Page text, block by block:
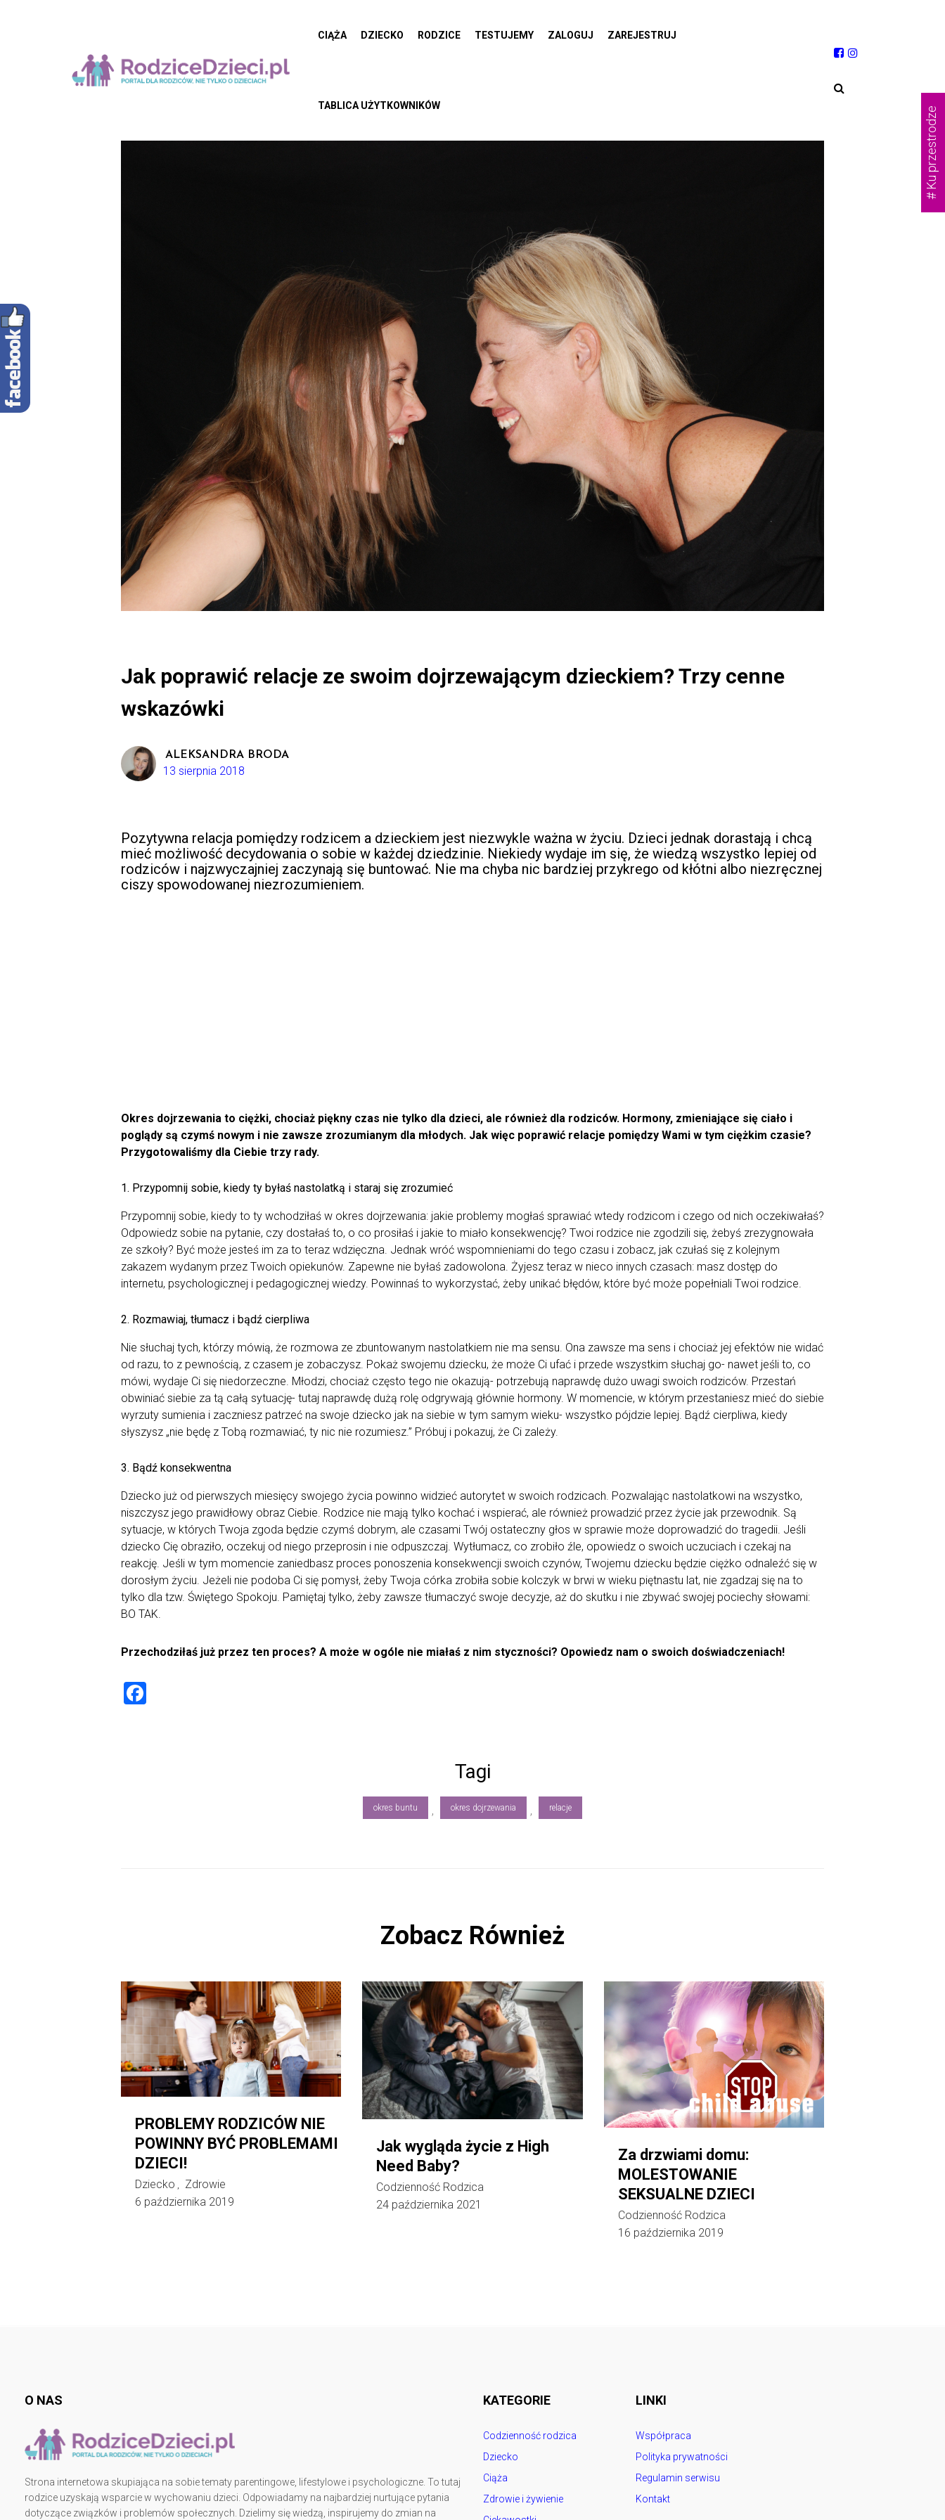
CIĄŻA DZIECKO RODZICE TESTUJEMY ZALOGUJ ZAREJESTRUJ
TABLICA UŻYTKOWNIKÓW
Jak poprawić relacje ze swoim dojrzewającym dzieckiem? Trzy cenne
wskazówki
ALEKSANDRA BRODA
13 sierpnia 2018
Pozytywna relacja pomiędzy rodzicem a dzieckiem jest niezwykle ważna w życiu. Dzieci jednak dorastają i chcą
mieć możliwość decydowania o sobie w każdej dziedzinie. Niekiedy wydaje im się, że wiedzą wszystko lepiej od
rodziców i najzwyczajniej zaczynają się buntować. Nie ma chyba nic bardziej przykrego od kłótni albo niezręcznej
ciszy spowodowanej niezrozumieniem.
Okres dojrzewania to ciężki, chociaż piękny czas nie tylko dla dzieci, ale również dla rodziców. Hormony, zmieniające się ciało i
poglądy są czymś nowym i nie zawsze zrozumianym dla młodych. Jak więc poprawić relacje pomiędzy Wami w tym ciężkim czasie?
Przygotowaliśmy dla Ciebie trzy rady.
1. Przypomnij sobie, kiedy ty byłaś nastolatką i staraj się zrozumieć
Przypomnij sobie, kiedy to ty wchodziłaś w okres dojrzewania: jakie problemy mogłaś sprawiać wtedy rodzicom i czego od nich oczekiwałaś?
Odpowiedz sobie na pytanie, czy dostałaś to, o co prosiłaś i jakie to miało konsekwencję? Twoi rodzice nie zgodzili się, żebyś zrezygnowała
ze szkoły? Być może jesteś im za to teraz wdzięczna. Jednak wróć wspomnieniami do tego czasu i zobacz, jak czułaś się z kolejnym
zakazem wydanym przez Twoich opiekunów. Zapewne nie byłaś zadowolona. Żyjesz teraz w nieco innych czasach: masz dostęp do
internetu, psychologicznej i pedagogicznej wiedzy. Powinnaś to wykorzystać, żeby unikać błędów, które być może popełniali Twoi rodzice.
2. Rozmawiaj, tłumacz i bądź cierpliwa
Nie słuchaj tych, którzy mówią, że rozmowa ze zbuntowanym nastolatkiem nie ma sensu. Ona zawsze ma sens i chociaż jej efektów nie widać
od razu, to z pewnością, z czasem je zobaczysz. Pokaż swojemu dziecku, że może Ci ufać i przede wszystkim słuchaj go- nawet jeśli to, co
mówi, wydaje Ci się niedorzeczne. Młodzi, chociaż często tego nie okazują- potrzebują naprawdę dużo uwagi swoich rodziców. Przestań
obwiniać siebie za tą całą sytuację- tutaj naprawdę dużą rolę odgrywają głównie hormony. W momencie, w którym przestaniesz mieć do siebie
wyrzuty sumienia i zaczniesz patrzeć na swoje dziecko jak na siebie w tym samym wieku- wszystko pójdzie lepiej. Bądź cierpliwa, kiedy
słyszysz „nie będę z Tobą rozmawiać, ty nic nie rozumiesz.” Próbuj i pokazuj, że Ci zależy.
3. Bądź konsekwentna
Dziecko już od pierwszych miesięcy swojego życia powinno widzieć autorytet w swoich rodzicach. Pozwalając nastolatkowi na wszystko,
niszczysz jego prawidłowy obraz Ciebie. Rodzice nie mają tylko kochać i wspierać, ale również prowadzić przez życie jak przewodnik. Są
sytuacje, w których Twoja zgoda będzie czymś dobrym, ale czasami Twój ostateczny głos w sprawie może doprowadzić do tragedii. Jeśli
dziecko Cię obraziło, oczekuj od niego przeprosin i nie odpuszczaj. Wytłumacz, co zrobiło źle, opowiedz o swoich uczuciach i czekaj na
reakcję. Jeśli w tym momencie zaniedbasz proces ponoszenia konsekwencji swoich czynów, Twojemu dziecku będzie ciężko odnaleźć się w
dorosłym życiu. Jeżeli nie podoba Ci się pomysł, żeby Twoja córka zrobiła sobie kolczyk w brwi w wieku piętnastu lat, nie zgadzaj się na to
tylko dla tzw. Świętego Spokoju. Pamiętaj tylko, żeby zawsze tłumaczyć swoje decyzje, aż do skutku i nie zbywać swojej pociechy słowami:
BO TAK.
Przechodziłaś już przez ten proces? A może w ogóle nie miałaś z nim styczności? Opowiedz nam o swoich doświadczeniach!
Tagi
okres buntu , okres dojrzewania , relacje
Zobacz Również
PROBLEMY RODZICÓW NIE
POWINNY BYĆ PROBLEMAMI
DZIECI!
Dziecko ,
Zdrowie
6 października 2019
Jak wygląda życie z High
Need Baby?
Codzienność Rodzica
24 października 2021
Za drzwiami domu:
MOLESTOWANIE
SEKSUALNE DZIECI
Codzienność Rodzica
16 października 2019
O NAS
Strona internetowa skupiająca na sobie tematy parentingowe, lifestylowe i psychologiczne. To tutaj
rodzice uzyskają wsparcie w wychowaniu dzieci. Odpowiadamy na najbardziej nurtujące pytania
dotyczące związków i problemów społecznych. Dzielimy się wiedzą, inspirujemy do zmian na
KATEGORIE
Codzienność rodzica
Dziecko
Ciąża
Zdrowie i żywienie
LINKI
Współpraca
Polityka prywatności
Regulamin serwisu
Kontakt
# Ku przestrodze